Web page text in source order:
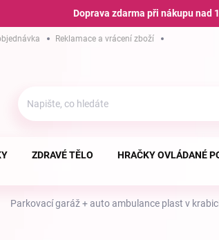
Doprava zdarma při nákupu nad
Reklamace a vrácení zboží
ZDRAVÉ TĚLO HRAČKY OVLÁDANÉ
Parkovací garáž + auto ambulance plast v